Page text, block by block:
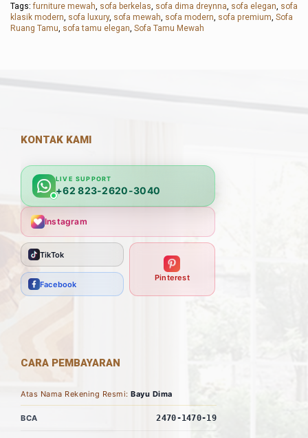
Tags:furniture mewah, sofa berkelas, sofa dima dreynna, sofa elegan, sofa
klasik modern, sofa luxury, sofa mewah, sofa modern, sofa premium, Sofa
Ruang Tamu, sofa tamu elegan, Sofa Tamu Mewah
KONTAK KAMI
LIVE SUPPORT
+62 823-2620-3040
Instagram
TikTok
Facebook
Pinterest
CARA PEMBAYARAN
Atas Nama Rekening Resmi: Bayu Dima
BCA 2470-1470-19